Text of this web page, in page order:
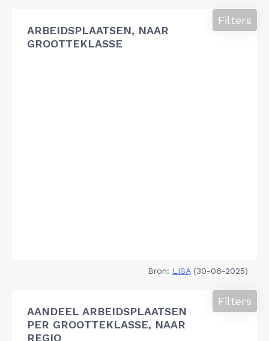
ARBEIDSPLAATSEN, NAAR
GROOTTEKLASSE
Filters
Bron: LISA(30-06-2025)
AANDEEL ARBEIDSPLAATSEN
PER GROOTTEKLASSE, NAAR
REGIO
Filters